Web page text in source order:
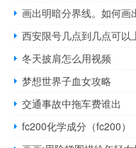
画出明暗分界线。如何画
西安限号几点到几点可以
冬天披肩怎么用视频
梦想世界子血女攻略
交通事故中拖车费谁出
fc200化学成分（fc200）